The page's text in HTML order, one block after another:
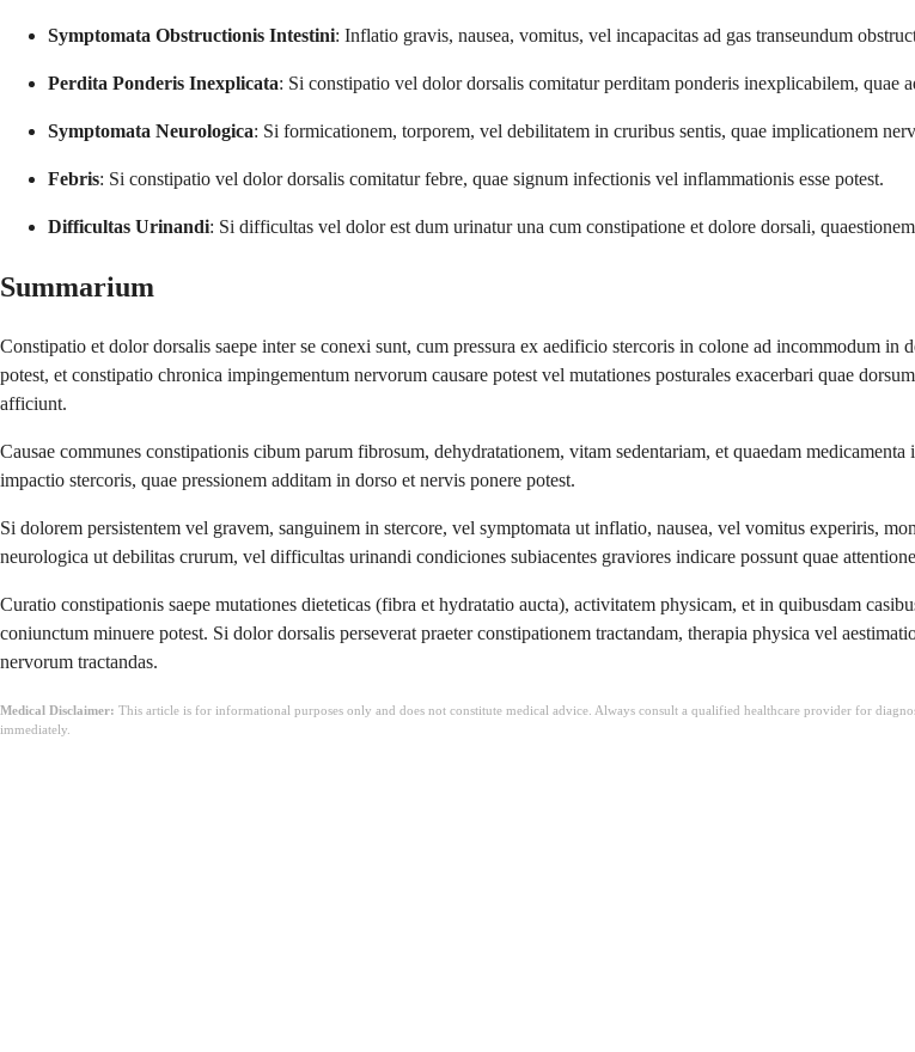
Symptomata Obstructionis Intestini: Inflatio gravis, nausea, vomitus, vel incapacitas ad gas transeundum
Perdita Ponderis Inexplicata: Si constipatio vel dolor dorsalis comitatur perditam ponderis inexplicabilem, quae
Symptomata Neurologica: Si formicationem, torporem, vel debilitatem in cruribus sentis, quae implicationem
Febris: Si constipatio vel dolor dorsalis comitatur febre, quae signum infectionis vel inflammationis esse potest.
Difficultas Urinandi: Si difficultas vel dolor est dum urinatur una cum constipatione et dolore dorsali,
Summarium
Constipatio et dolor dorsalis saepe inter se conexi sunt, cum pressura ex aedificio stercoris in colone ad incommodum
potest, et constipatio chronica impingementum nervorum causare potest vel mutationes posturales exacerbari quae
afficiunt.
Causae communes constipationis cibum parum fibrosum, dehydratationem, vitam sedentariam, et quaedam
impactio stercoris, quae pressionem additam in dorso et nervis ponere potest.
Si dolorem persistentem vel gravem, sanguinem in stercore, vel symptomata ut inflatio, nausea, vel vomitus experiris,
neurologica ut debilitas crurum, vel difficultas urinandi condiciones subiacentes graviores indicare possunt quae
Curatio constipationis saepe mutationes dieteticas (fibra et hydratatio aucta), activitatem physicam, et in quibusdam
coniunctum minuere potest. Si dolor dorsalis perseverat praeter constipationem tractandam, therapia physica vel
nervorum tractandas.
Medical Disclaimer: This article is for informational purposes only and does not constitute medical advice. Always consult a qualified healthcare provider for
immediately.